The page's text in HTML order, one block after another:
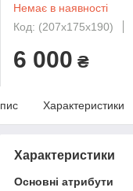
Немає в наявності
Код: (207х175х190)
6 000 ₴
Характеристики
Характеристики
Основні атрибути